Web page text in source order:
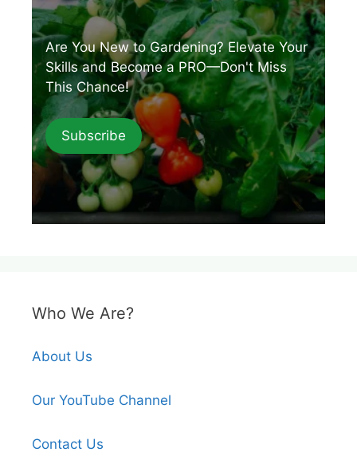
Are You New to Gardening? Elevate Your
Skills and Become a PRO—Don't Miss
This Chance!
Subscribe
Who We Are?
About Us
Our YouTube Channel
Contact Us